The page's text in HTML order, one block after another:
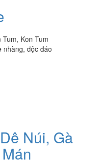
Kon Tum
nhàng, độc đáo
Núi, Gà